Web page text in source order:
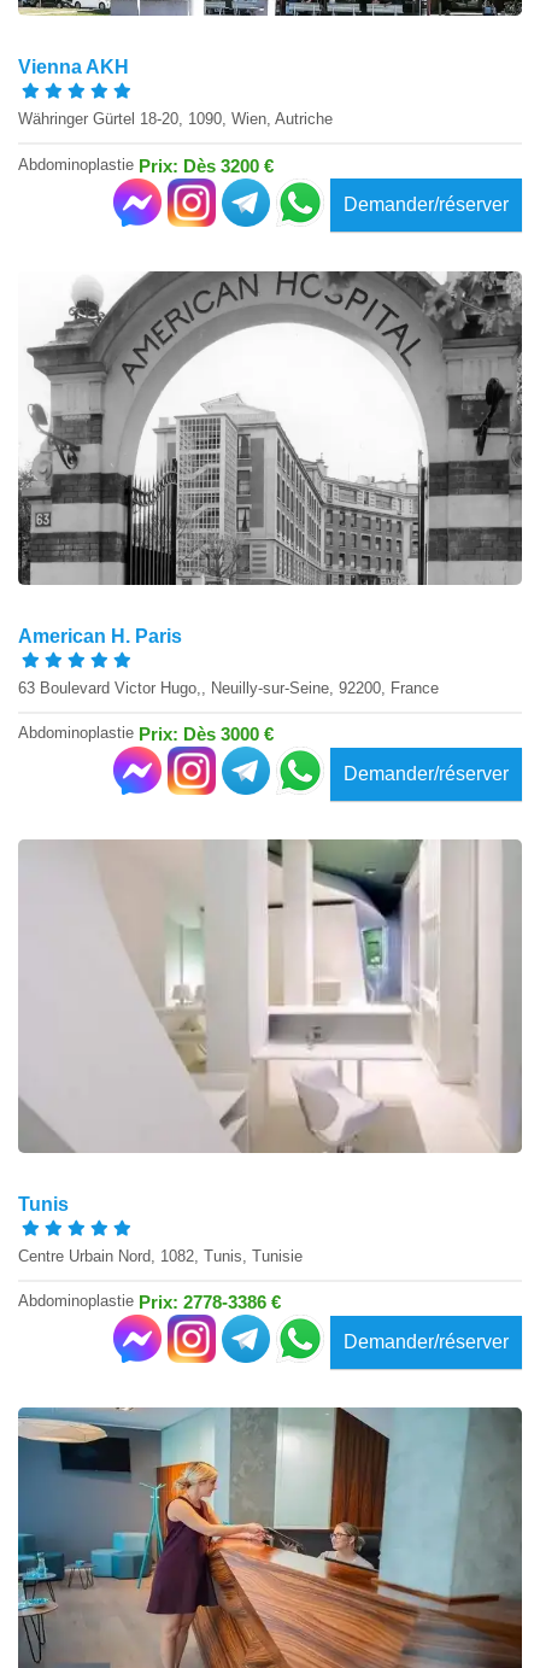
Vienna AKH
Währinger Gürtel 18-20, 1090, Wien, Autriche
Abdominoplastie Prix: Dès 3200 €
Demander/réserver
American H. Paris
63 Boulevard Victor Hugo,, Neuilly-sur-Seine, 92200, France
Abdominoplastie Prix: Dès 3000 €
Demander/réserver
Tunis
Centre Urbain Nord, 1082, Tunis, Tunisie
Abdominoplastie Prix: 2778-3386 €
Demander/réserver